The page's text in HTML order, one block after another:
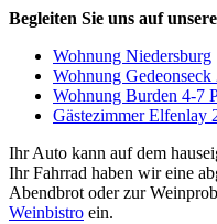
Begleiten Sie uns auf
Wohnung Niedersburg
Wohnung Gedeonseck
Wohnung Burden 4-7
Gästezimmer Elfenlay
Ihr Auto kann auf dem
Ihr Fahrrad haben wir eine
Abendbrot oder zur
Weinbistro ein.